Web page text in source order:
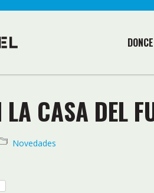
LA CASA DEL
Novedades